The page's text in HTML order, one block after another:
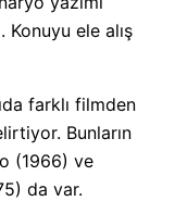
Konuyu ele alış
farklı filmden
Bunların
(1966) ve
da var.